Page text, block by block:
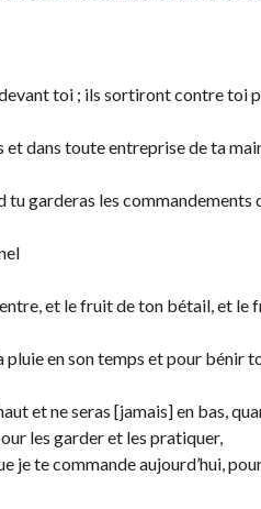
toi ; ils sortiront contre toi
dans toute entreprise de ta
tu garderas les commandements
et le fruit de ton bétail, et le
en son temps et pour bénir
et ne seras [jamais] en bas,
les garder et les pratiquer,
je te commande aujourd’hui,